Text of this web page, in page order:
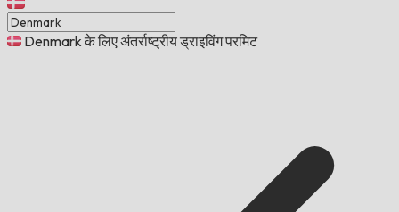
Denmark के लिए अंतर्राष्ट्रीय ड्राइविंग परमिट